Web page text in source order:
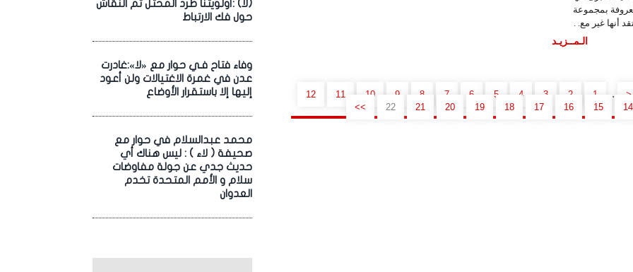
(لا) :أولويتنا طرد المحتل ثم النقاش
حول فك الارتباط
وفاء فتاح فـي حوار مع «لا»:غادرت
عدن في غمرة الاغتيالات ولن أعود
إليها إلا باستقرار الأوضاع
محمد عبدالسلام في حوار مع
صحيفة ( لاء ) : ليس هناك أي
حديث جدي عن جولة مفاوضات
سلام و الأمم المتحدة تخدم
العدوان
بمجموعة
أنها غير مع. .
الـمــزيـد
<
..
1
2
3
4
5
6
7
8
9
10
11
12
14
15
16
17
18
19
20
21
22
>>